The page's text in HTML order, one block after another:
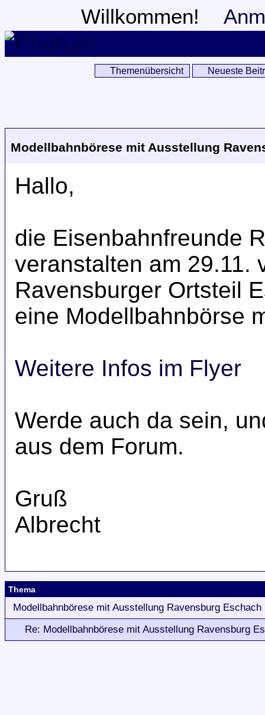
Willkommen!
Themenübersicht Neueste
Modellbahnbörese mit Ausstellung
Hallo,
die Eisenbahnfreunde
veranstalten am 29.11.
Ravensburger Ortsteil
eine Modellbahnbörse
Weitere Infos im Flyer
Werde auch da sein,
aus dem Forum.
Gruß
Albrecht
Thema
Modellbahnbörese mit Ausstellung Ravensburg Eschach
Re: Modellbahnbörese mit Ausstellung Ravensburg